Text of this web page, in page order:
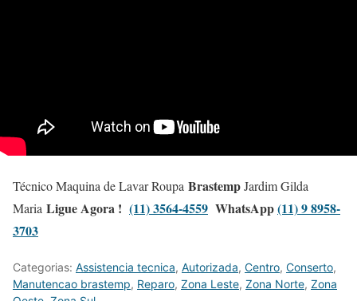
Técnico Maquina de Lavar Roupa BrastempJardim Gilda
Maria Ligue Agora ! (11) 3564-4559 WhatsApp(11) 9 8958-
3703
Categorias: Assistencia tecnica, Autorizada, Centro, Conserto,
Manutencao brastemp, Reparo, Zona Leste, Zona Norte, Zona